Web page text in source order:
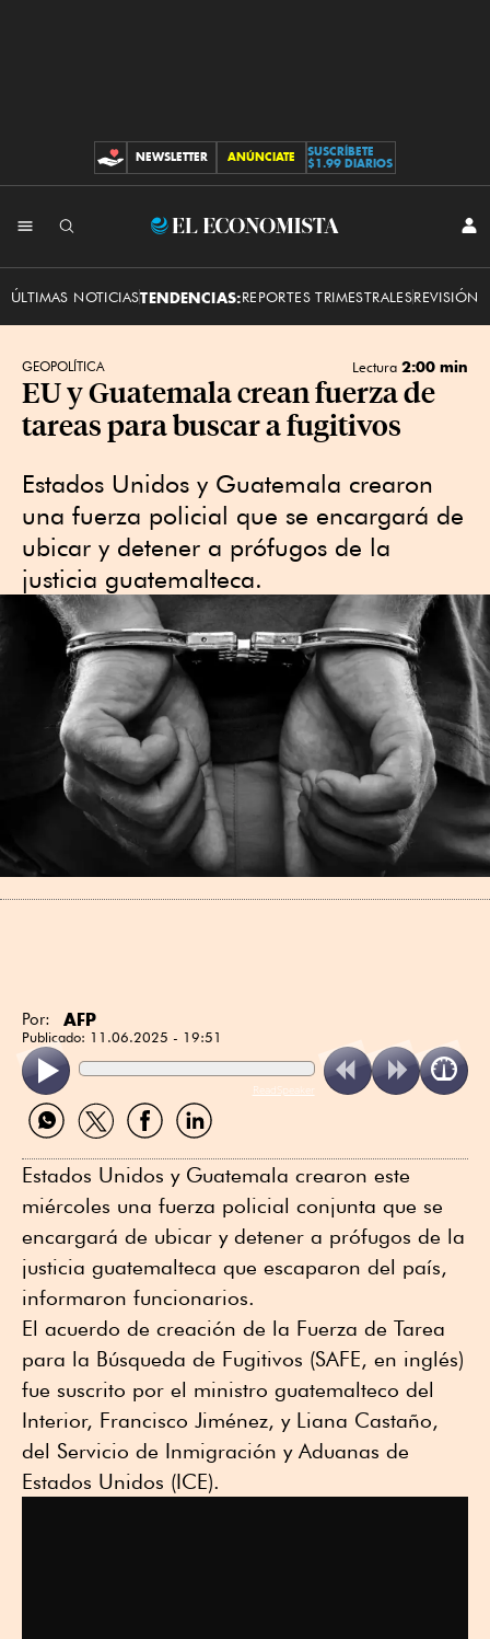
CONTRIBUCIONES
NEWSLETTER ANÚNCIATE
SUSCRÍBETE
$1.99 DIARIOS
El
ÚLTIMAS NOTICIASTENDENCIAS:REPORTES TRIMESTRALESREVISIÓN
GEOPOLÍTICA Lectura 2:00 min
EU y Guatemala crean fuerza de
tareas para buscar a fugitivos
Estados Unidos y Guatemala crearon
una fuerza policial que se encargará de
ubicar y detener a prófugos de la
justicia guatemalteca.
Por: AFP
Publicado: 11.06.2025 - 19:51
ReadSpeaker
Compartir
por
Compartir
por
Compartir
por
Compartir
por
Estados Unidos y Guatemala crearon este
miércoles una fuerza policial conjunta que se
encargará de ubicar y detener a prófugos de la
justicia guatemalteca que escaparon del país,
informaron funcionarios.
El acuerdo de creación de la Fuerza de Tarea
para la Búsqueda de Fugitivos (SAFE, en inglés)
fue suscrito por el ministro guatemalteco del
Interior, Francisco Jiménez, y Liana Castaño,
del Servicio de Inmigración y Aduanas de
Estados Unidos (ICE).